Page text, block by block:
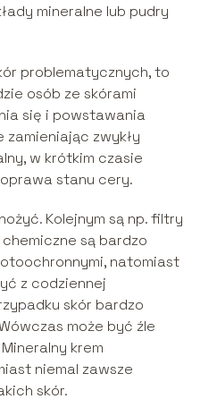
mineralne lub pudry
problematycznych, to
osób ze skórami
się i powstawania
zamieniając zwykły
w krótkim czasie
stanu cery.
Kolejnym są np. filtry
są bardzo
natomiast
z codziennej
skór bardzo
może być źle
krem
niemal zawsze
skór.